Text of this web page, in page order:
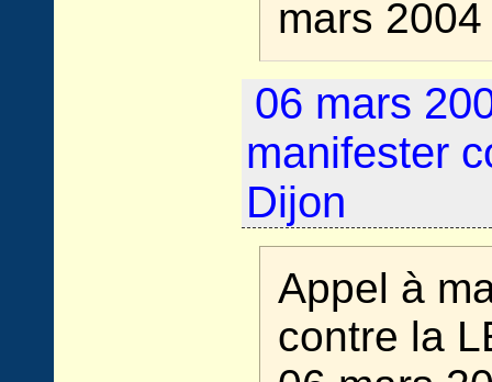
mars 2004
06 mars
manifester
Dijon
Appel à
contre la